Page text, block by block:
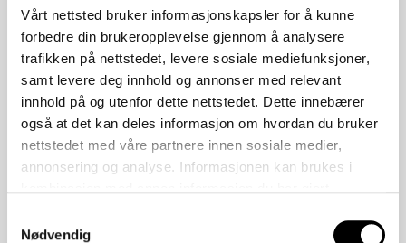
Vårt nettsted bruker informasjonskapsler for å kunne
forbedre din brukeropplevelse gjennom å analysere
trafikken på nettstedet, levere sosiale mediefunksjoner,
samt levere deg innhold og annonser med relevant
innhold på og utenfor dette nettstedet. Dette innebærer
også at det kan deles informasjon om hvordan du bruker
nettstedet med våre partnere innen sosiale medier,
annonsering og analyse. Informasjonen kan brukes i
annonsering og tilpasset kommunikasjon. Vi bruker bare
Nødvendig
Anders Nystuen
+47 72 87 05 55